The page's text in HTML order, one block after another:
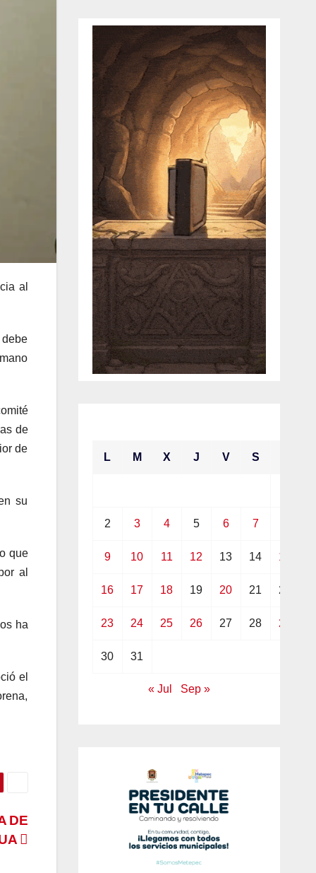
al
de
de
su
que
al
ha
el
DE
L M X J V S
2 3 4 5 6 7
9 10 11 12 13 14 15
16 17 18 19 20 21 22
23 24 25 26 27 28 29
30 31
« Jul Sep »